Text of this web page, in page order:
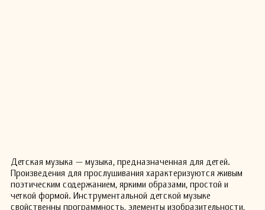
Детская музыка — музыка, предназначенная для детей.
Произведения для прослушивания характеризуются живым
поэтическим содержанием, яркими образами, простой и
четкой формой. Инструментальной детской музыке
свойственны программность, элементы изобразительности,